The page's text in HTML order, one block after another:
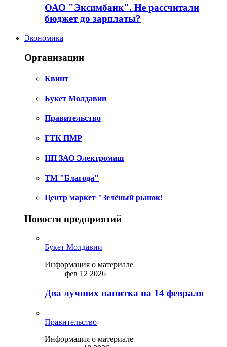
ОАО "Эксимбанк". Не рассчитали
бюджет до зарплаты?
Экономика
Организации
Квинт
Букет Молдавии
Правительство
ГТК ПМР
НП ЗАО Электромаш
ТМ "Благода"
Центр маркет "Зелёный рынок!
Новости предприятий
Букет Молдавии
Информация о материале
фев 12 2026
Два лучших напитка на 14 февраля
Правительство
Информация о материале